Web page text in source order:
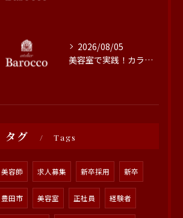
2026/08/05
美容室で実践！カラーの色持ちを高める方法
タグ Tags
美容師 求人募集 新卒採用 新卒
豊田市 美容室 正社員 経験者